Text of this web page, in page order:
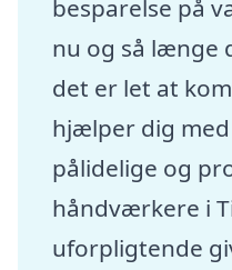
besparelse på
nu og så længe
det er let at
hjælper dig
pålidelige og
håndværkere i
uforpligtende